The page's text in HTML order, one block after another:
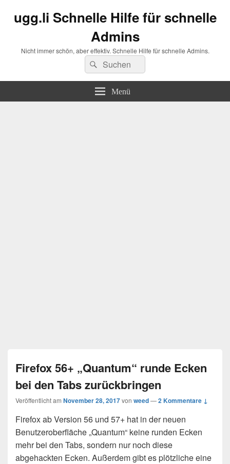
ugg.li Schnelle Hilfe für schnelle
Admins
Nicht immer schön, aber effektiv. Schnelle Hilfe für schnelle Admins.
Suchen
nach:
Suchen
Menü
Firefox 56+ „Quantum“ runde Ecken
bei den Tabs zurückbringen
Veröffentlicht am November 28, 2017von weed—2 Kommentare ↓
Firefox ab Version 56 und 57+ hat in der neuen
Benutzeroberfläche „Quantum“ keine runden Ecken
mehr bei den Tabs, sondern nur noch diese
abgehackten Ecken. Außerdem gibt es plötzliche eine